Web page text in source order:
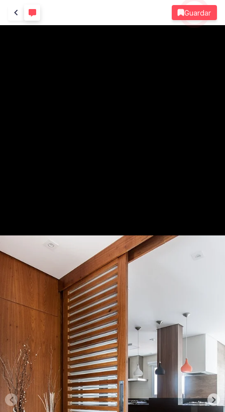
Guardar